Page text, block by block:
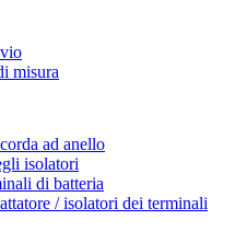
misura
ad anello
isolatori
di batteria
/ isolatori dei terminali